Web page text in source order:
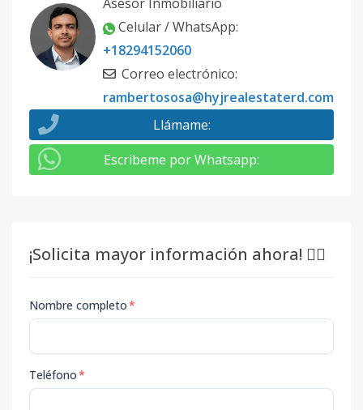
Asesor Inmobiliario
Celular / WhatsApp:
+18294152060
Correo electrónico:
rambertososa@hyjrealestaterd.com
Llámame:
Escribeme por Whatsapp:
¡Solicita mayor información ahora! 👇🏽
Nombre completo*
Teléfono*